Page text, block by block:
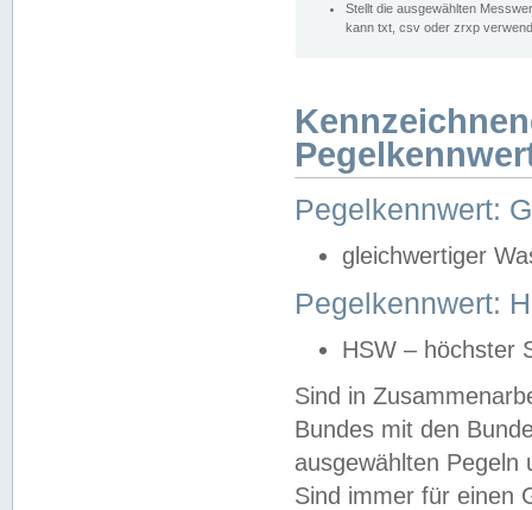
Stellt die ausgewählten
kann txt, csv oder zrxp
Pegelkennwert:
gleichwertiger
Pegelkennwert:
HSW – höchster
Sind in
Bundes mit den
ausgewählten
Sind immer für einen